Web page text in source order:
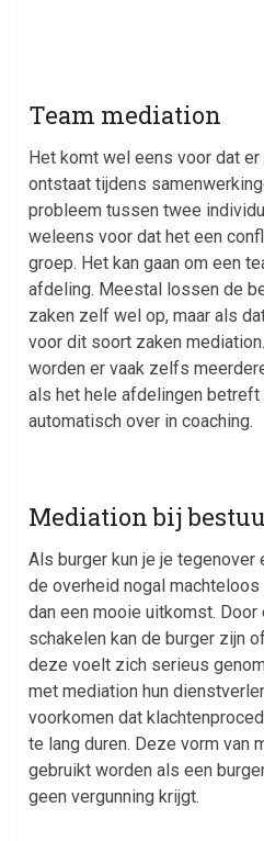
Team mediation
Het komt wel eens voor dat
ontstaat tijdens
probleem tussen twee
weleens voor dat het een
groep. Het kan gaan om een
afdeling. Meestal lossen de
zaken zelf wel op, maar als
voor dit soort zaken
worden er vaak zelfs
als het hele afdelingen betreft
automatisch over in coaching.
Mediation bij
Als burger kun je je
de overheid nogal
dan een mooie uitkomst. Door
schakelen kan de burger zijn
deze voelt zich serieus
met mediation hun
voorkomen dat
te lang duren. Deze vorm van
gebruikt worden als een
geen vergunning krijgt.